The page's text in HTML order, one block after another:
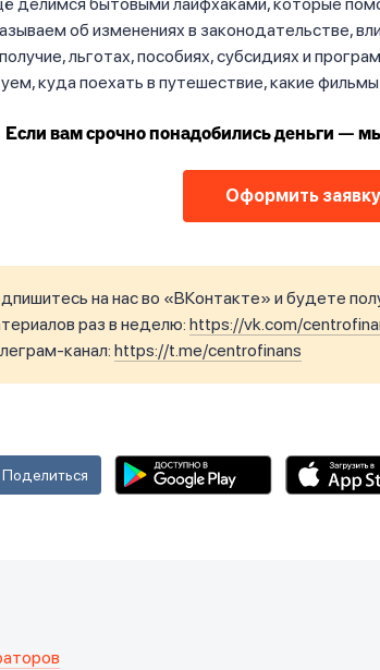
об изменениях в законодательстве,
льготах, пособиях, субсидиях и
куда поехать в путешествие, какие
Если вам срочно понадобились деньги —
Оформить заявку
на нас во «ВКонтакте» и будете
раз в неделю: https://vk.com/
канал: https://t.me/centrofinans
Поделиться